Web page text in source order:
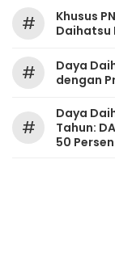
#
Khusus
Daihatsu
#
Daya
dengan
#
Daya
Tahun:
50 Persen